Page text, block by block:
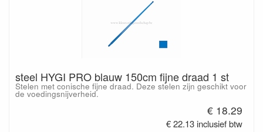
steel HYGI PRO blauw 150cm fijne draad 1 st
Stelen met conische fijne draad. Deze stelen zijn geschikt voor
de voedingsnijverheid.
€ 18.29
€ 22.13 inclusief btw